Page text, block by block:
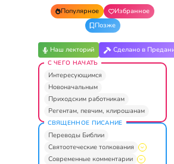
Популярное
Избранное
Позже
Наш лекторий Сделано в
С ЧЕГО НАЧАТЬ
Интересующимся
Новоначальным
Приходским работникам
Регентам, певчим, клирошанам
СВЯЩЕННОЕ ПИСАНИЕ
Переводы Библии
Святоотеческие толкования
Современные комментарии